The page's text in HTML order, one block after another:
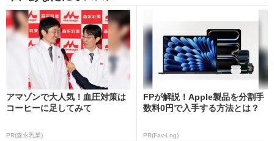
アマゾンで大人気！血圧対策は
コーヒーに足してみて
PR(森永乳業)
FPが解説！Apple製品を分割手
数料0円で入手する方法とは？
PR(Fav-Log)